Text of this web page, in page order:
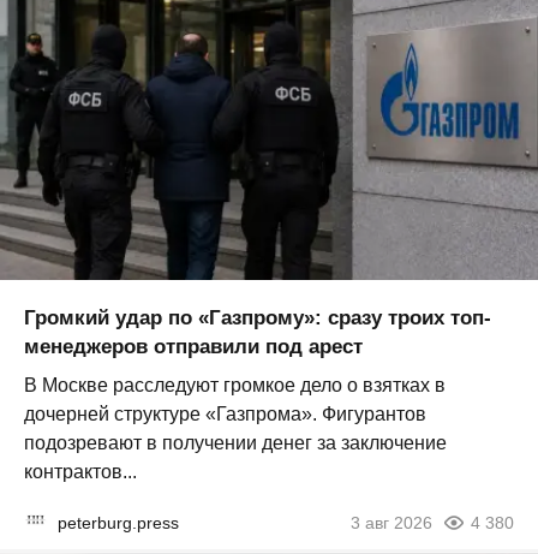
Громкий удар по «Газпрому»: сразу троих топ-
менеджеров отправили под арест
В Москве расследуют громкое дело о взятках в
дочерней структуре «Газпрома». Фигурантов
подозревают в получении денег за заключение
контрактов...
peterburg.press 3 авг 2026 4 380